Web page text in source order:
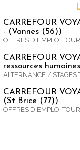
CARREFOUR
- (Vannes (56))
OFFRES D'EMPLOI
CARREFOUR
ressources
ALTERNANCE / STAGES
CARREFOUR
(St Brice (77))
OFFRES D'EMPLOI